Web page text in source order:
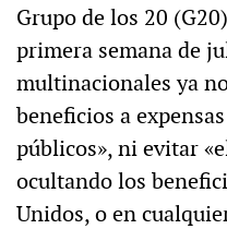
Grupo de los 20
primera semana de
multinacionales ya
beneficios a
públicos», ni evitar
ocultando los
Unidos, o en